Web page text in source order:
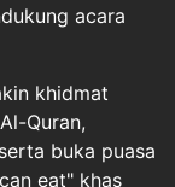
acara
khidmat
Quran,
buka puasa
eat" khas